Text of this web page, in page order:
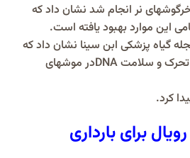
نر انجام شد نشان داد که
این موارد بهبود یافته است.
گیاه پزشکی ابن سینا نشان داد که
میزان بلوغ اسپرم، تعداد، تحرک و سلامت DNAدر موشهای
کرد.
برای بارداری